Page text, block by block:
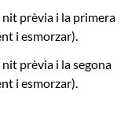
nit prèvia i la primera
i esmorzar).
nit prèvia i la segona
i esmorzar).